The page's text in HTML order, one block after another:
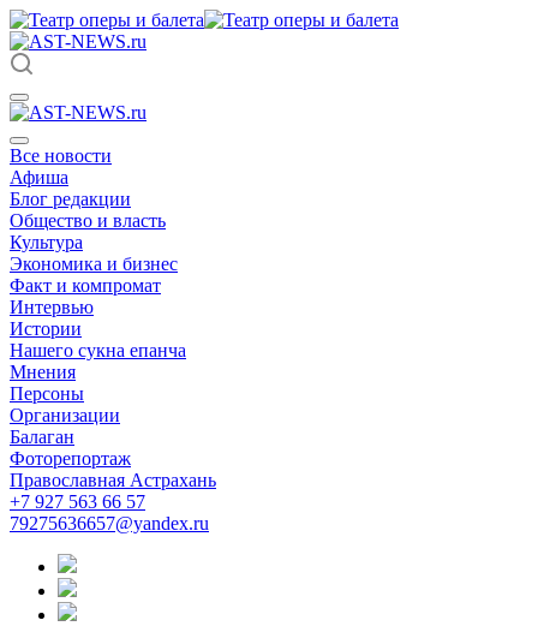
Все новости
Афиша
Блог редакции
Общество и власть
Культура
Экономика и бизнес
Факт и компромат
Интервью
Истории
Нашего сукна епанча
Мнения
Персоны
Организации
Балаган
Фоторепортаж
Православная Астрахань
+7 927 563 66 57
79275636657@yandex.ru